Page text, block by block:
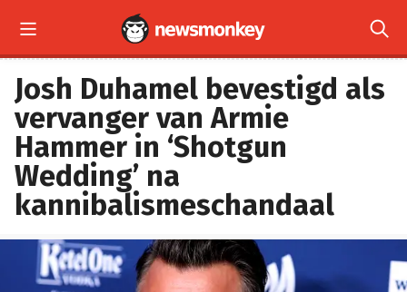
 
Josh Duhamel bevestigd als
vervanger van Armie
Hammer in ‘Shotgun
Wedding’ na
kannibalismeschandaal